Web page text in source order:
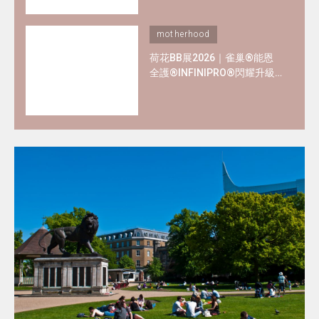
motherhood
荷花BB展2026｜雀巢®能恩
全護®INFINIPRO®閃耀升級